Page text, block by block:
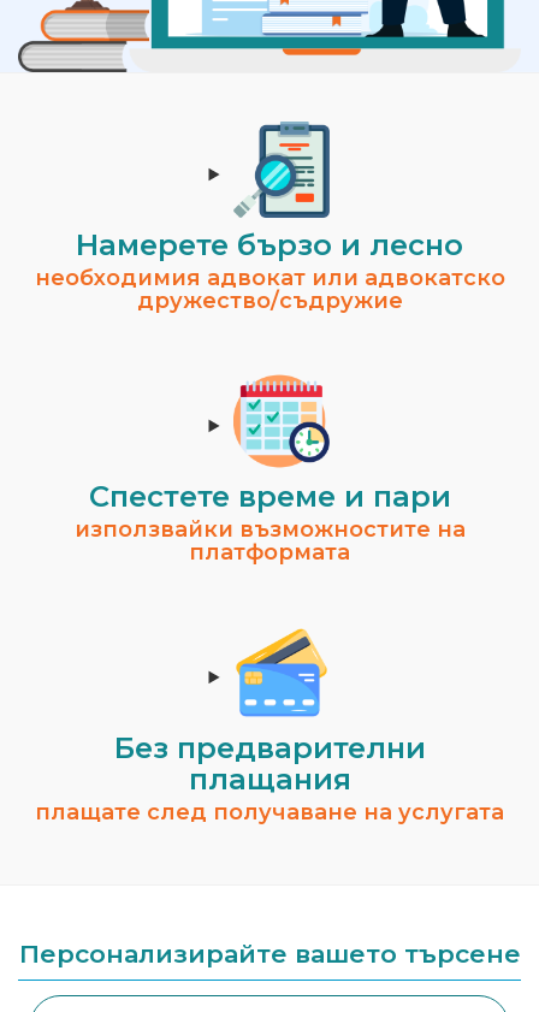
Намерете бързо и лесно
необходимия адвокат или адвокатско
дружество/съдружие
Спестeте време и пари
използвайки възможностите на
платформата
Без предварителни
плащания
плащате след получаване на услугата
Персонализирайте вашето търсене